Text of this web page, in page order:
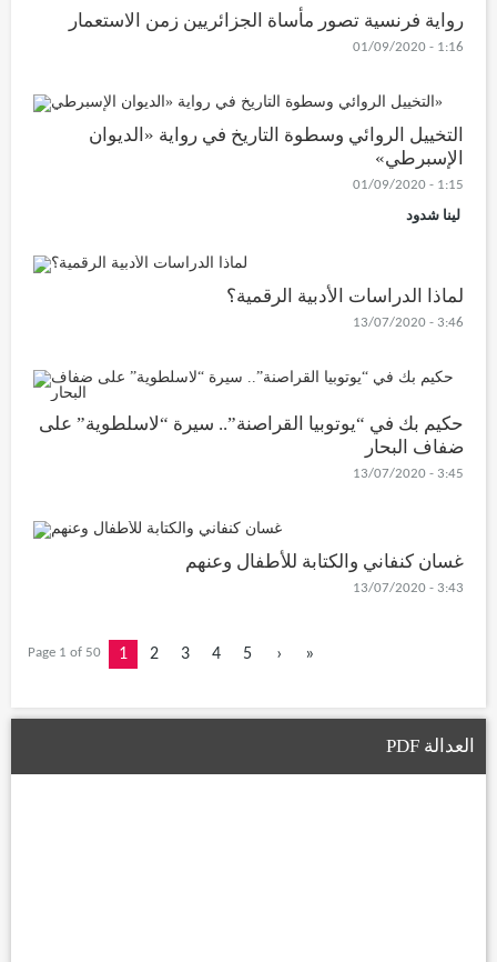
رواية فرنسية تصور مأساة الجزائريين زمن الاستعمار
1:16 - 01/09/2020
التخييل الروائي وسطوة التاريخ في رواية «الديوان
الإسبرطي»
1:15 - 01/09/2020
لينا شدود
لماذا الدراسات الأدبية الرقمية؟
3:46 - 13/07/2020
حكيم بك في “يوتوبيا القراصنة”.. سيرة “لاسلطوية” على
ضفاف البحار
3:45 - 13/07/2020
غسان كنفاني والكتابة للأطفال وعنهم
3:43 - 13/07/2020
Page 1 of 50 1 2 3 4 5 › »
العدالة PDF